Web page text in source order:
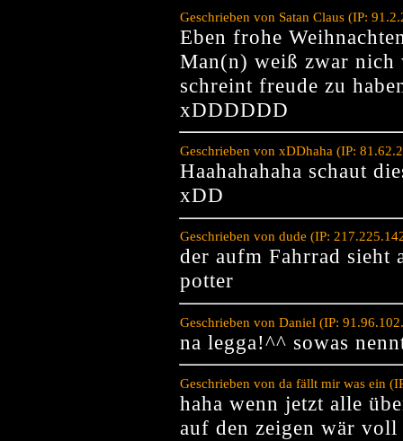
Geschrieben von Satan Claus (IP:
Eben frohe
Man(n) weiß zwar nich
schreint freude zu
xDDDDDD
Geschrieben von xDDhaha (IP:
Haahahahaha schaut
xDD
Geschrieben von dude (IP:
der aufm Fahrrad sieht
potter
Geschrieben von Daniel (IP:
na legga!^^ sowas
Geschrieben von da fällt mir was ein
haha wenn jetzt alle
auf den zeigen wär